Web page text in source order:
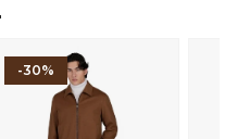
-30%